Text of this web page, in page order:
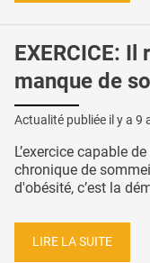
EXERCICE:
manque de
Actualité publiée il y a 9
L’exercice capable
chronique de
d'obésité, c’est la
LIRE LA SUITE